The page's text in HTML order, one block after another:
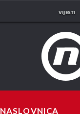
VIJESTI
NASLOVNICA